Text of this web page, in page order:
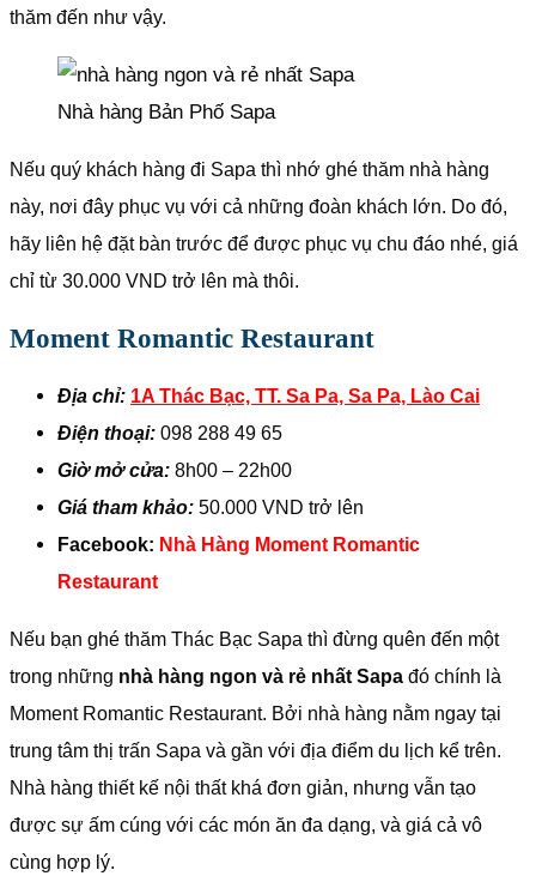
thăm đến như vậy.
Nhà hàng Bản Phố Sapa
Nếu quý khách hàng đi Sapa thì nhớ ghé thăm nhà hàng
này, nơi đây phục vụ với cả những đoàn khách lớn. Do đó,
hãy liên hệ đặt bàn trước để được phục vụ chu đáo nhé, giá
chỉ từ 30.000 VND trở lên mà thôi.
Moment Romantic Restaurant
Địa chỉ: 1A Thác Bạc, TT. Sa Pa, Sa Pa, Lào Cai
Điện thoại: 098 288 49 65
Giờ mở cửa: 8h00 – 22h00
Giá tham khảo: 50.000 VND trở lên
Facebook: Nhà Hàng Moment Romantic
Restaurant
Nếu bạn ghé thăm Thác Bạc Sapa thì đừng quên đến một
trong những nhà hàng ngon và rẻ nhất Sapa đó chính là
Moment Romantic Restaurant. Bởi nhà hàng nằm ngay tại
trung tâm thị trấn Sapa và gần với địa điểm du lịch kể trên.
Nhà hàng thiết kế nội thất khá đơn giản, nhưng vẫn tạo
được sự ấm cúng với các món ăn đa dạng, và giá cả vô
cùng hợp lý.